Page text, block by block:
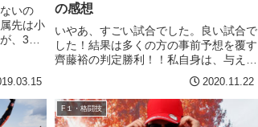
いの
先は小
、3月4
や他の
の感想
いやあ、すごい試合でした。良い試合で
した！結果は多くの方の事前予想を覆す
齊藤裕の判定勝利！！私自身は、与えた
ダメージ量で朝倉未来の判定勝利と見え
たのですが、実際は意外なことに３−０
で齊藤。しかし斎藤勝利だとおかしいと
いうことはなく、どのポイ...
2020.11.22
F１・格闘技